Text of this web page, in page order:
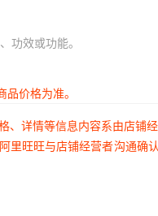
功效或功能。
价格为准。
详情等信息内容系由店铺
旺旺与店铺经营者沟通确